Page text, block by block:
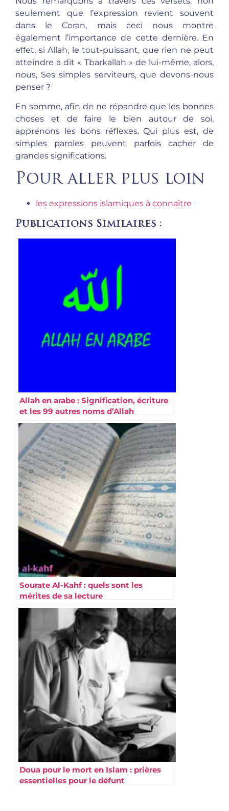
seulement que l’expression revient souvent
dans le Coran, mais ceci nous montre
également l’importance de cette dernière. En
effet, si Allah, le tout-puissant, que rien ne peut
atteindre a dit « Tbarkallah » de lui-même, alors,
nous, Ses simples serviteurs, que devons-nous
penser ?
En somme, afin de ne répandre que les bonnes
choses et de faire le bien autour de soi,
apprenons les bons réflexes. Qui plus est, de
simples paroles peuvent parfois cacher de
grandes significations.
Pour aller plus loin
les expressions islamiques à connaître
Publications Similaires :
Allah en arabe : Signification, écriture
et les 99 autres noms d’Allah
Sourate Al-Kahf : quels sont les
mérites de sa lecture
Doua pour le mort en Islam : prières
essentielles pour le défunt